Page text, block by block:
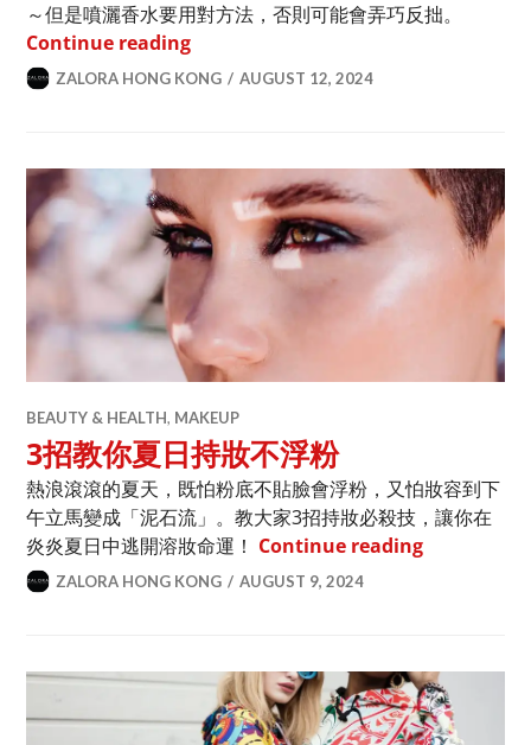
～但是噴灑香水要用對方法，否則可能會弄巧反拙。
Continue reading汗臭味Out！5個小貼士香水唔離身，散
ZALORA HONG KONG AUGUST 12, 2024
BEAUTY & HEALTH, MAKEUP
3招教你夏日持妝不浮粉
熱浪滾滾的夏天，既怕粉底不貼臉會浮粉，又怕妝容到下
午立馬變成「泥石流」。教大家3招持妝必殺技，讓你在
炎炎夏日中逃開溶妝命運！ Continue reading3招教你夏
ZALORA HONG KONG AUGUST 9, 2024